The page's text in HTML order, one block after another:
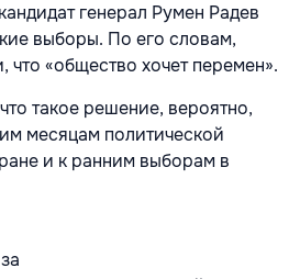
генерал Румен Радев
выборы. По его словам,
что «общество хочет перемен».
такое решение, вероятно,
месяцам политической
и к ранним выборам в